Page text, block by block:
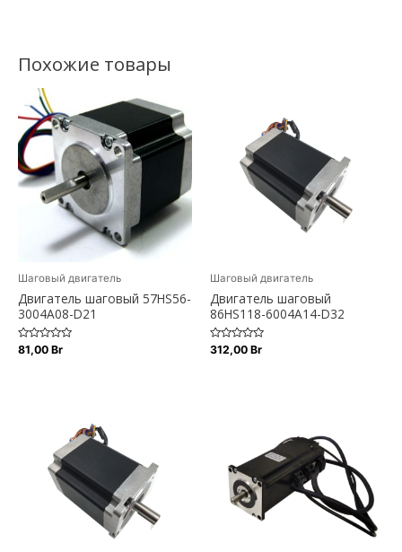
Похожие товары
Шаговый двигатель
Двигатель шаговый 57HS56-
3004A08-D21
Оценка
81,00 Br
Шаговый двигатель
Двигатель шаговый
86HS118-6004A14-D32
Оценка
312,00 Br